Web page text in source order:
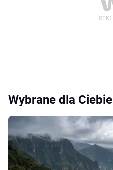
Wybrane dla Ciebie